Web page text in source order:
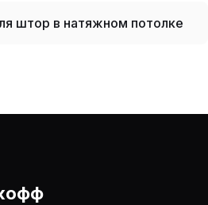
штор в натяжном потолке